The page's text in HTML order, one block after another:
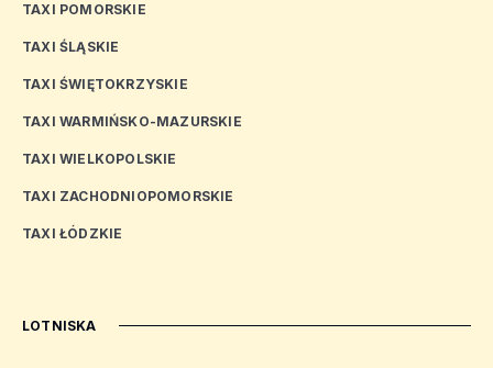
TAXI POMORSKIE
TAXI ŚLĄSKIE
TAXI ŚWIĘTOKRZYSKIE
TAXI WARMIŃSKO-MAZURSKIE
TAXI WIELKOPOLSKIE
TAXI ZACHODNIOPOMORSKIE
TAXI ŁÓDZKIE
LOTNISKA